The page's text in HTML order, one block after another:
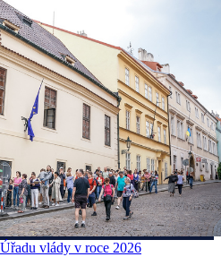
vlády v roce 2026